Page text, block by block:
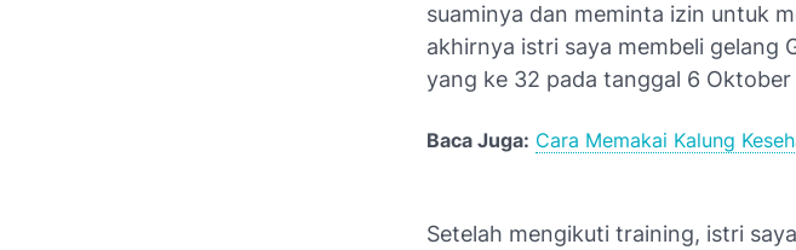
suaminya dan meminta izin untuk
akhirnya istri saya membeli gelang
yang ke 32 pada tanggal 6 Oktober
Baca Juga: Cara Memakai Kalung
Setelah mengikuti training, istri